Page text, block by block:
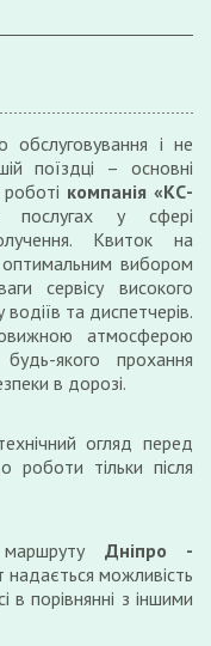
обслуговування і не
поїздці – основні
компанія «КС-
послугах у сфері
Квиток на
вибором
сервісу високого
водіїв та диспетчерів.
атмосферою
якого прохання
в дорозі.
огляд перед
роботи тільки після
Дніпро -
надається можливість
в порівнянні з іншими